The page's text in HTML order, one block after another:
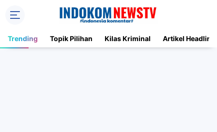
Trending Topik Pilihan Kilas Kriminal Artikel Headline